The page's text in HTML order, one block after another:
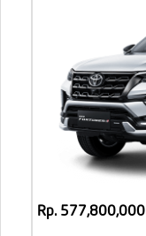
Rp. 577,800,000